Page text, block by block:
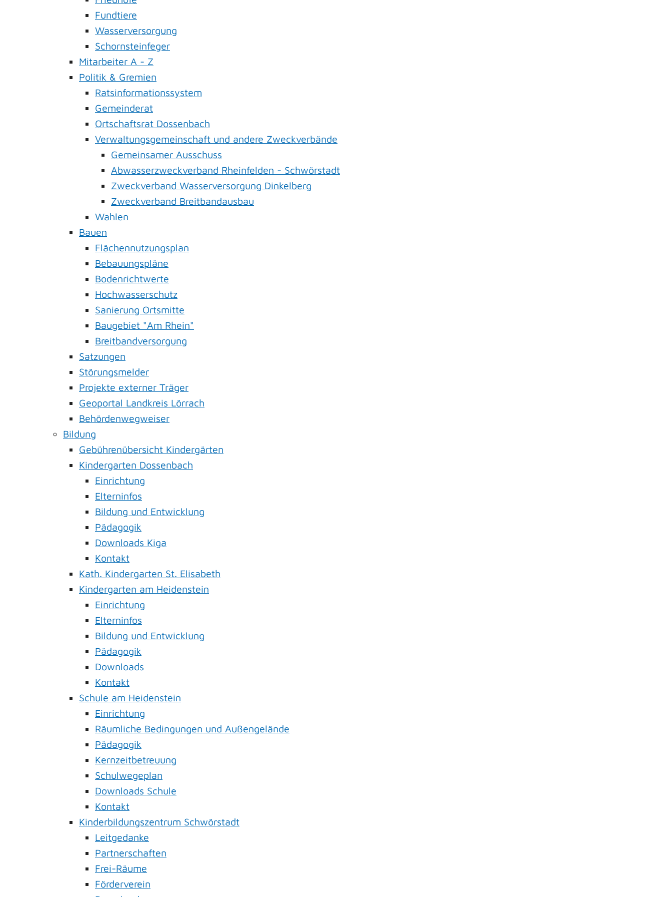
Fundtiere
Wasserversorgung
Schornsteinfeger
Mitarbeiter A - Z
Politik & Gremien
Ratsinformationssystem
Gemeinderat
Ortschaftsrat Dossenbach
Verwaltungsgemeinschaft und andere Zweckverbände
Gemeinsamer Ausschuss
Abwasserzweckverband Rheinfelden - Schwörstadt
Zweckverband Wasserversorgung Dinkelberg
Zweckverband Breitbandausbau
Wahlen
Bauen
Flächennutzungsplan
Bebauungspläne
Bodenrichtwerte
Hochwasserschutz
Sanierung Ortsmitte
Baugebiet "Am Rhein"
Breitbandversorgung
Satzungen
Störungsmelder
Projekte externer Träger
Geoportal Landkreis Lörrach
Behördenwegweiser
Bildung
Gebührenübersicht Kindergärten
Kindergarten Dossenbach
Einrichtung
Elterninfos
Bildung und Entwicklung
Pädagogik
Downloads Kiga
Kontakt
Kath. Kindergarten St. Elisabeth
Kindergarten am Heidenstein
Einrichtung
Elterninfos
Bildung und Entwicklung
Pädagogik
Downloads
Kontakt
Schule am Heidenstein
Einrichtung
Räumliche Bedingungen und Außengelände
Pädagogik
Kernzeitbetreuung
Schulwegeplan
Downloads Schule
Kontakt
Kinderbildungszentrum Schwörstadt
Leitgedanke
Partnerschaften
Frei-Räume
Förderverein